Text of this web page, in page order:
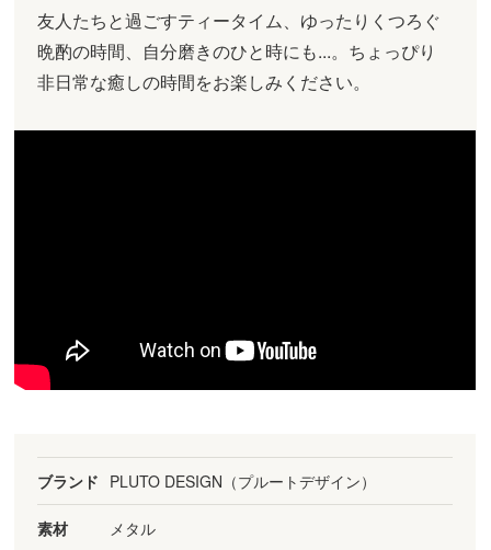
友人たちと過ごすティータイム、ゆったりくつろぐ
晩酌の時間、自分磨きのひと時にも...。ちょっぴり
非日常な癒しの時間をお楽しみください。
ブランド PLUTO DESIGN（プルートデザイン）
素材 メタル